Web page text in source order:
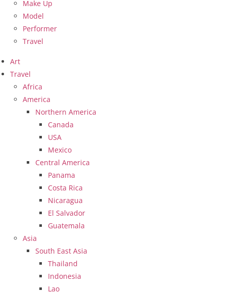
Make Up
Model
Performer
Travel
Art
Travel
Africa
America
Northern America
Canada
USA
Mexico
Central America
Panama
Costa Rica
Nicaragua
El Salvador
Guatemala
Asia
South East Asia
Thailand
Indonesia
Lao